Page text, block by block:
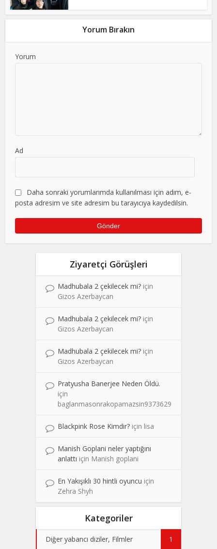
Yorum Bırakın
Yorum
Ad
Daha sonraki yorumlarımda kullanılması için adım, e-
posta adresim ve site adresim bu tarayıcıya kaydedilsin.
Ziyaretçi Görüşleri
Madhubala 2 çekilecek mi? için
Gizos Azerbaycan
Madhubala 2 çekilecek mi? için
Gizos Azerbaycan
Madhubala 2 çekilecek mi? için
Gizos Azerbaycan
Pratyusha Banerjee Neden Öldü.
için
baglanmasonrakopamazsin9373629
Blackpink Rose Kimdir? için lisa
Manish Goplani neler yaptığını
anlattı için Manish goplani
En Yakışıklı 30 hintli oyuncu için
Zehra Shyh
Kategoriler
Diğer yabancı diziler, Filmler 1